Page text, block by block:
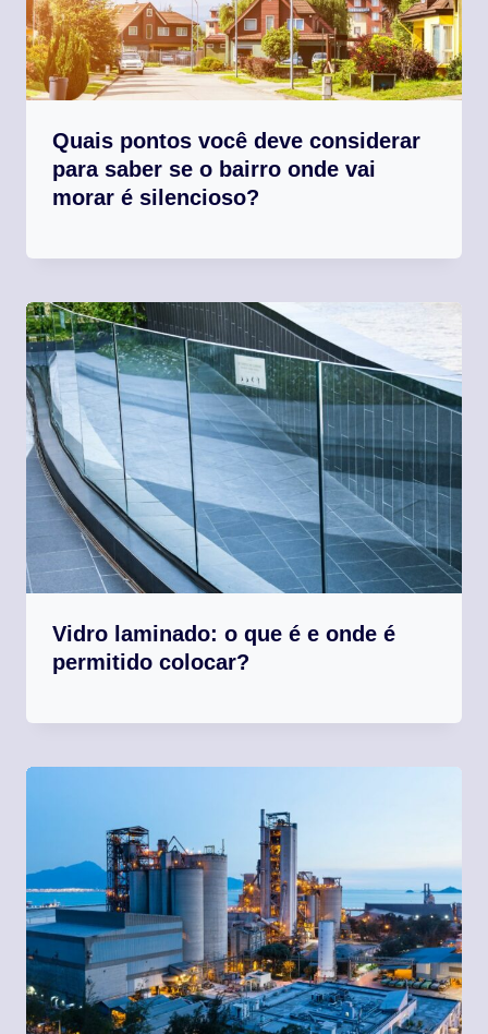
Quais pontos você deve considerar
para saber se o bairro onde vai
morar é silencioso?
Vidro laminado: o que é e onde é
permitido colocar?